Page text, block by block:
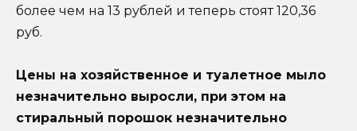
более чем на 13 рублей и теперь стоят 120,36
руб.
Цены на хозяйственное и туалетное мыло
незначительно выросли, при этом на
стиральный порошок незначительно